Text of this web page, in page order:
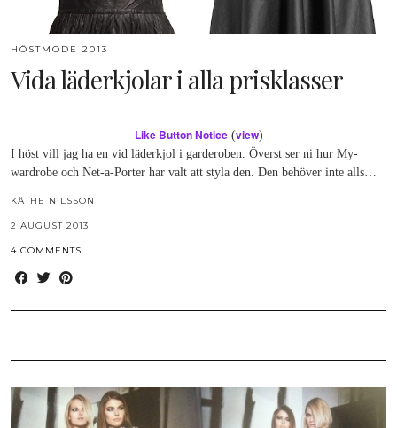
HÖSTMODE 2013
Vida läderkjolar i alla prisklasser
Like Button Notice(view)
I höst vill jag ha en vid läderkjol i garderoben. Överst ser ni hur My-
wardrobe och Net-a-Porter har valt att styla den. Den behöver inte alls…
KÄTHE NILSSON
2 AUGUST 2013
4 COMMENTS